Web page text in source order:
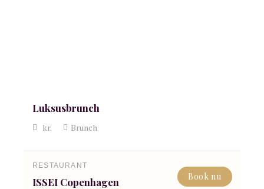
Luksusbrunch
kr. Brunch
RESTAURANT
ISSEI Copenhagen Book nu